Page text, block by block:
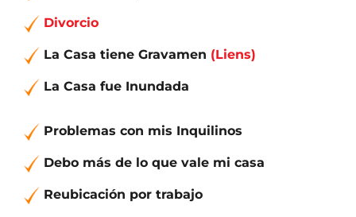
Divorcio
La Casa tiene Gravamen (Liens)
La Casa fue Inundada
Problemas con mis Inquilinos
Debo más de lo que vale mi casa
Reubicación por trabajo